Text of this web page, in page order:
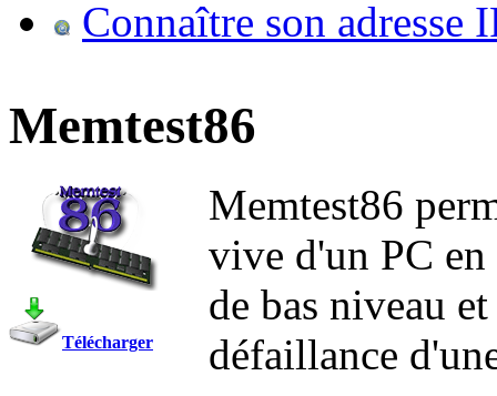
Connaître son adresse
Memtest86
Télécharger
Memtest86
vive d'un PC
de bas niveau
défaillance